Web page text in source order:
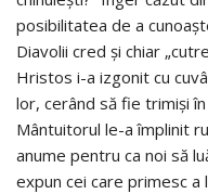
posibilitatea de a
Diavolii cred şi chiar
Hristos i-a izgonit cu
lor, cerând să fie trimişi
Mântuitorul le-a împlinit
anume pentru ca noi să
expun cei care primesc a